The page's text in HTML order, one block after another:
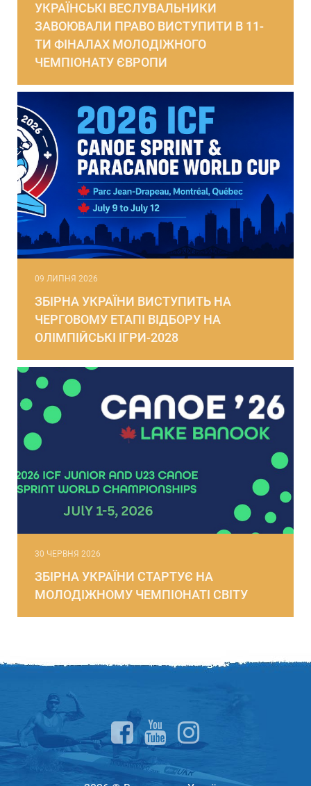
УКРАЇНСЬКІ ВЕСЛУВАЛЬНИКИ
ЗАВОЮВАЛИ ПРАВО ВИСТУПИТИ В 11-
ТИ ФІНАЛАХ МОЛОДІЖНОГО
ЧЕМПІОНАТУ ЄВРОПИ
09 ЛИПНЯ 2026
ЗБІРНА УКРАЇНИ ВИСТУПИТЬ НА
ЧЕРГОВОМУ ЕТАПІ ВІДБОРУ НА
ОЛІМПІЙСЬКІ ІГРИ-2028
30 ЧЕРВНЯ 2026
ЗБІРНА УКРАЇНИ СТАРТУЄ НА
МОЛОДІЖНОМУ ЧЕМПІОНАТІ СВІТУ